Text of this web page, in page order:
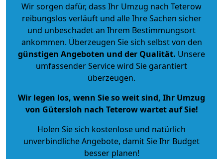
Wir sorgen dafür, dass Ihr Umzug nach Teterow
reibungslos verläuft und alle Ihre Sachen sicher
und unbeschadet an Ihrem Bestimmungsort
ankommen. Überzeugen Sie sich selbst von den
günstigen Angeboten und der Qualität. Unsere
umfassender Service wird Sie garantiert
überzeugen.
Wir legen los, wenn Sie so weit sind, Ihr Umzug
von Gütersloh nach Teterow wartet auf Sie!
Holen Sie sich kostenlose und natürlich
unverbindliche Angebote, damit Sie Ihr Budget
besser planen!